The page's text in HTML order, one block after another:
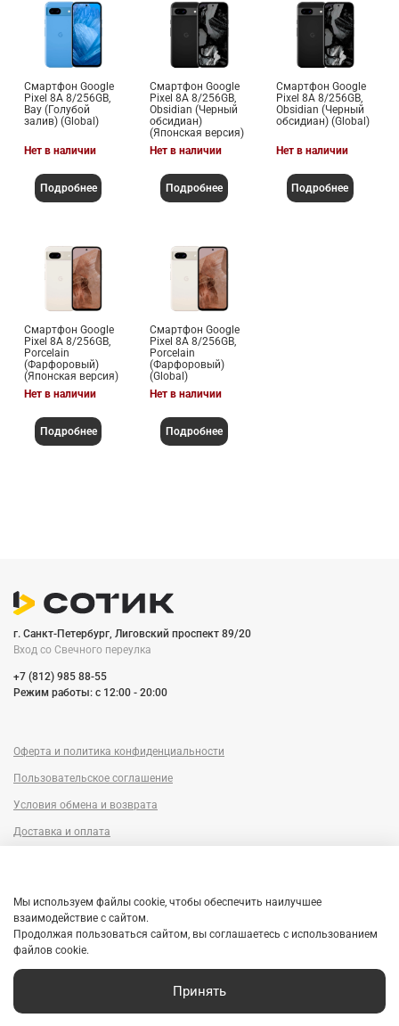
Смартфон Google
Pixel 8A 8/256GB,
Bay (Голубой
залив) (Global)
Нет в наличии
Подробнее
Смартфон Google
Pixel 8A 8/256GB,
Obsidian (Черный
обсидиан)
(Японская версия)
Нет в наличии
Подробнее
Смартфон Google
Pixel 8A 8/256GB,
Obsidian (Черный
обсидиан) (Global)
Нет в наличии
Подробнее
Смартфон Google
Pixel 8A 8/256GB,
Porcelain
(Фарфоровый)
(Японская версия)
Нет в наличии
Подробнее
Смартфон Google
Pixel 8A 8/256GB,
Porcelain
(Фарфоровый)
(Global)
Нет в наличии
Подробнее
г. Санкт-Петербург, Лиговский проспект 89/20
Вход со Cвечного переулка
+7 (812) 985 88-55
Режим работы: c 12:00 - 20:00
Оферта и политика конфиденциальности
Пользовательское соглашение
Условия обмена и возврата
Доставка и оплата
Рассрочка
Мы используем файлы cookie, чтобы обеспечить наилучшее
взаимодействие с сайтом.
Продолжая пользоваться сайтом, вы соглашаетесь с использованием
файлов cookie.
Принять